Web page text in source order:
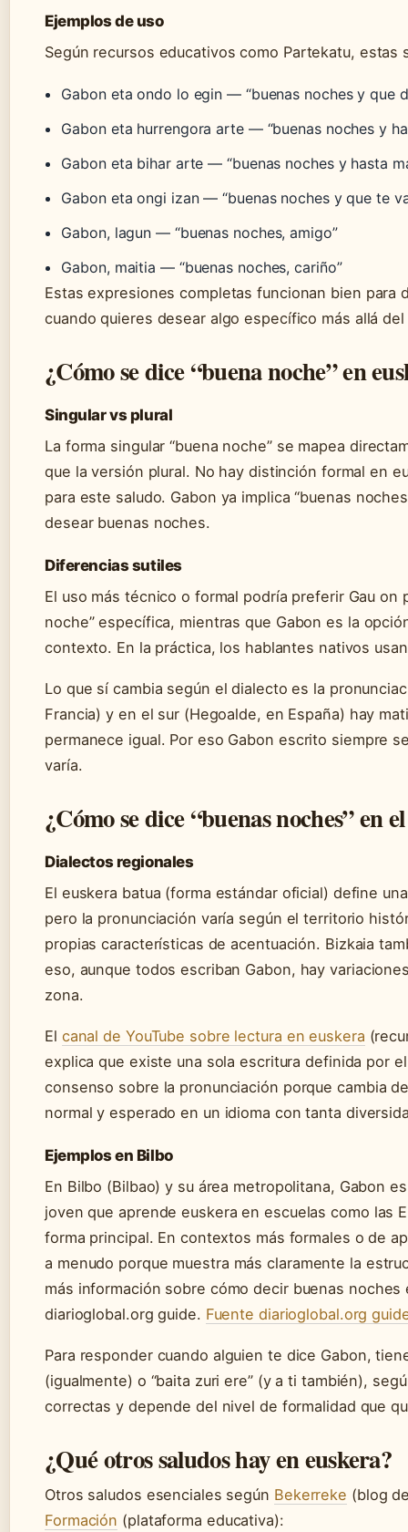
Ejemplos de uso
Según recursos educativos como Partekatu, estas
Gabon eta ondo lo egin — “buenas noches y que
Gabon eta hurrengora arte — “buenas noches y
Gabon eta bihar arte — “buenas noches y hasta
Gabon eta ongi izan — “buenas noches y que te
Gabon, lagun — “buenas noches, amigo”
Gabon, maitia — “buenas noches, cariño”
Estas expresiones completas funcionan bien para
cuando quieres desear algo específico más allá
¿Cómo se dice “buena noche” en
Singular vs plural
La forma singular “buena noche” se mapea
que la versión plural. No hay distinción formal en
para este saludo. Gabon ya implica “buenas
desear buenas noches.
Diferencias sutiles
El uso más técnico o formal podría preferir Gau on
noche” específica, mientras que Gabon es la
contexto. En la práctica, los hablantes nativos
Lo que sí cambia según el dialecto es la
Francia) y en el sur (Hegoalde, en España) hay
permanece igual. Por eso Gabon escrito siempre
varía.
¿Cómo se dice “buenas noches” en
Dialectos regionales
El euskera batua (forma estándar oficial) define
pero la pronunciación varía según el territorio
propias características de acentuación. Bizkaia
eso, aunque todos escriban Gabon, hay
zona.
El canal de YouTube sobre lectura en euskera
explica que existe una sola escritura definida por
consenso sobre la pronunciación porque cambia
normal y esperado en un idioma con tanta
Ejemplos en Bilbo
En Bilbo (Bilbao) y su área metropolitana, Gabon
joven que aprende euskera en escuelas como las
forma principal. En contextos más formales o de
a menudo porque muestra más claramente la
más información sobre cómo decir buenas noches
diarioglobal.org guide. Fuente diarioglobal.org
Para responder cuando alguien te dice Gabon,
(igualmente) o “baita zuri ere” (y a ti también),
correctas y depende del nivel de formalidad que
¿Qué otros saludos hay en euskera?
Otros saludos esenciales según Bekerreke (blog
Formación (plataforma educativa):